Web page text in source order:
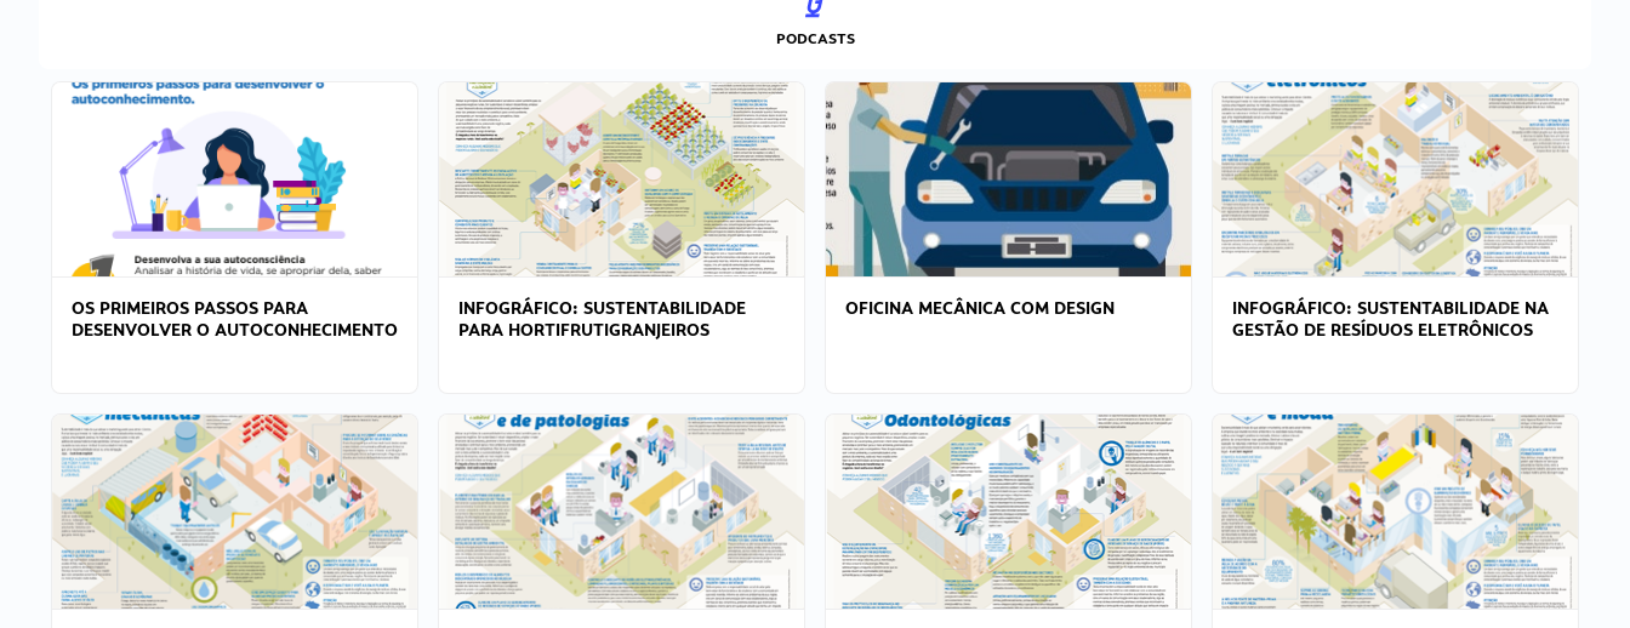
PODCASTS
OS PRIMEIROS PASSOS PARA
DESENVOLVER O AUTOCONHECIMENTO
INFOGRÁFICO: SUSTENTABILIDADE
PARA HORTIFRUTIGRANJEIROS
OFICINA MECÂNICA COM DESIGN
INFOGRÁFICO: SUSTENTABILIDADE NA
GESTÃO DE RESÍDUOS ELETRÔNICOS